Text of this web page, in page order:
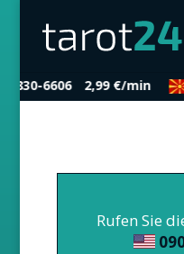
830-6606 2,99 €/min
Rufen Sie